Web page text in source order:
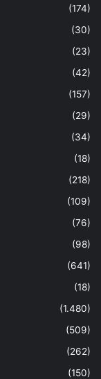
(174)
(30)
(23)
(42)
(157)
(29)
(34)
(18)
(218)
(109)
(76)
(98)
(641)
(18)
(1.480)
(509)
(262)
(150)